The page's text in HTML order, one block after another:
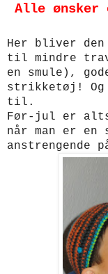
Alle
Her bliver
til mindre
en smule),
strikketøj! O
til.
Før-jul er
når man er
anstrengende